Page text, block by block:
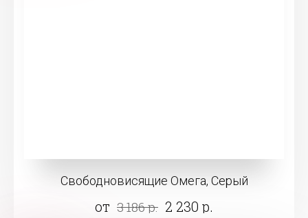
Свободновисящие Омега, Серый
от 3 186 р. 2 230 р.